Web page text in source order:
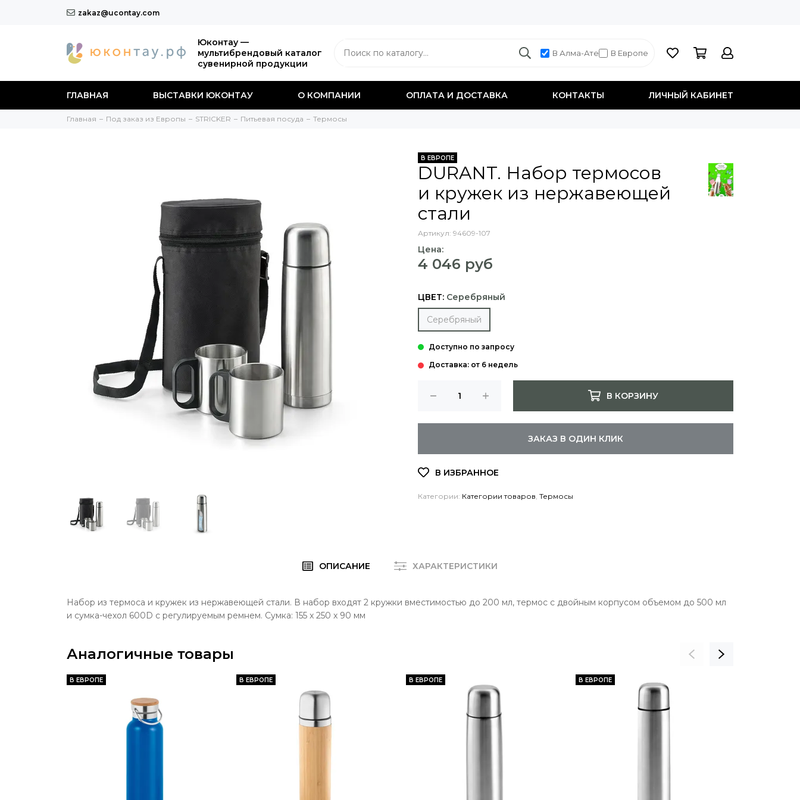
zakaz@ucontay.com
Юконтау —
мультибрендовый каталог
сувенирной продукции
В Алма-Ате В Европе
ГЛАВНАЯ ВЫСТАВКИ ЮКОНТАУ О КОМПАНИИ ОПЛАТА И ДОСТАВКА КОНТАКТЫ ЛИЧНЫЙ КАБИНЕТ
Главная Под заказ из Европы STRICKER Питьевая посуда Термосы
В ЕВРОПЕ
DURANT. Набор термосов
и кружек из нержавеющей
стали
Артикул: 94609-107
Цена:
4 046 руб
ЦВЕТ: Серебряный
Серебряный
Доставка: от 6 недель
В КОРЗИНУ
ЗАКАЗ В ОДИН КЛИК
Категории: Категории товаров Термосы
ОПИСАНИЕ ХАРАКТЕРИСТИКИ
Набор из термоса и кружек из нержавеющей стали. В набор входят 2 кружки вместимостью до 200 мл, термос с двойным корпусом объемом до 500 мл
и сумка-чехол 600D с регулируемым ремнем. Сумка: 155 x 250 x 90 мм
Аналогичные товары
В ЕВРОПЕ В ЕВРОПЕ В ЕВРОПЕ В ЕВРОПЕ